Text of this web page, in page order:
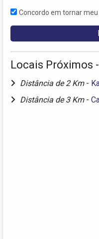
Concordo em tornar
Locais Próximos
Distância de 2 Km -
Distância de 3 Km -